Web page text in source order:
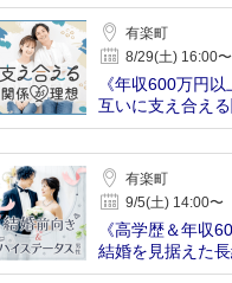
有楽町
8/29(土) 16:00〜
《年収600万円
互いに支え合え
有楽町
9/5(土) 14:00〜
《高学歴＆年収
結婚を見据えた